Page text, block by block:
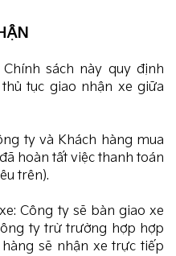
sách này quy định
tục giao nhận xe giữa
ty và Khách hàng mua
hoàn tất việc thanh toán
trên).
Công ty sẽ bàn giao xe
ty trừ trường hợp hợp
sẽ nhận xe trực tiếp